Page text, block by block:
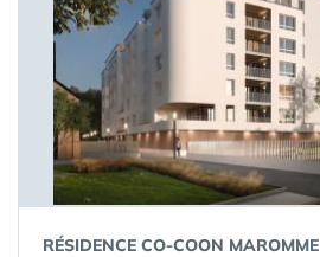
RÉSIDENCE CO-COON MAROMME